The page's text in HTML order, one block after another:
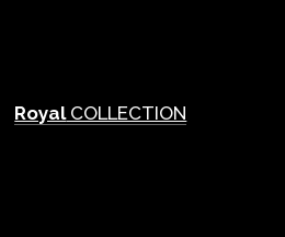
RoyalCOLLECTION